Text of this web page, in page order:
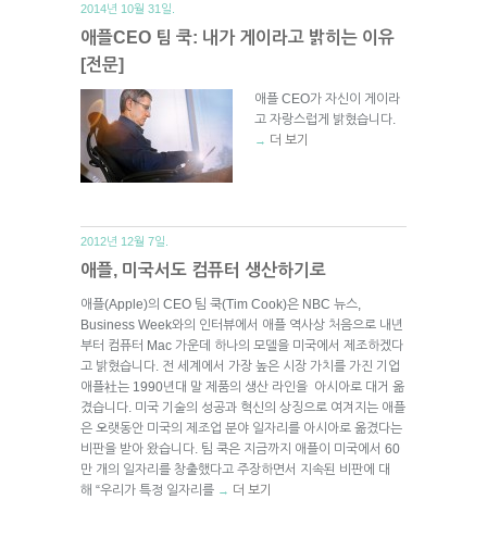
2014년 10월 31일.
애플CEO 팀 쿡: 내가 게이라고 밝히는 이유
[전문]
애플 CEO가 자신이 게이라
고 자랑스럽게 밝혔습니다.
→ 더 보기
2012년 12월 7일.
애플, 미국서도 컴퓨터 생산하기로
애플(Apple)의 CEO 팀 쿡(Tim Cook)은 NBC 뉴스,
Business Week와의 인터뷰에서 애플 역사상 처음으로 내년
부터 컴퓨터 Mac 가운데 하나의 모델을 미국에서 제조하겠다
고 밝혔습니다. 전 세계에서 가장 높은 시장 가치를 가진 기업
애플社는 1990년대 말 제품의 생산 라인을 아시아로 대거 옮
겼습니다. 미국 기술의 성공과 혁신의 상징으로 여겨지는 애플
은 오랫동안 미국의 제조업 분야 일자리를 아시아로 옮겼다는
비판을 받아 왔습니다. 팀 쿡은 지금까지 애플이 미국에서 60
만 개의 일자리를 창출했다고 주장하면서 지속된 비판에 대
해 “우리가 특정 일자리를 → 더 보기